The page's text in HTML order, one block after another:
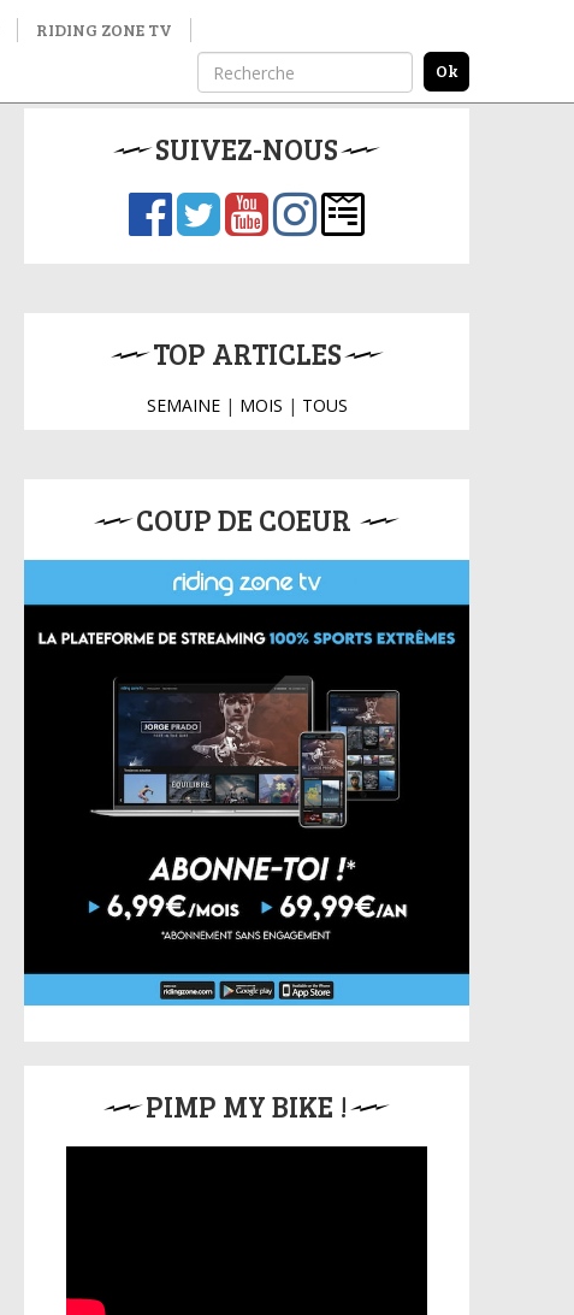
RIDING ZONE TV
SUIVEZ-NOUS
TOP ARTICLES
SEMAINE| MOIS | TOUS
COUP DE COEUR
PIMP MY BIKE !